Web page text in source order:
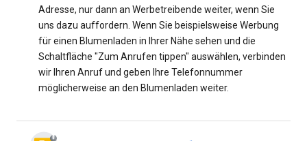
Adresse, nur dann an Werbetreibende weiter, wenn Sie
uns dazu auffordern. Wenn Sie beispielsweise Werbung
für einen Blumenladen in Ihrer Nähe sehen und die
Schaltfläche "Zum Anrufen tippen" auswählen, verbinden
wir Ihren Anruf und geben Ihre Telefonnummer
möglicherweise an den Blumenladen weiter.